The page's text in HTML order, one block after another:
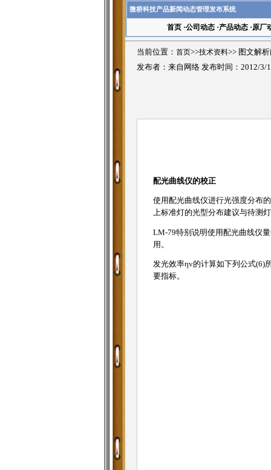
微桥科技产品新闻动态管理发布系统
首页·公司动态·产品动态·原厂
当前位置： 首页>>技术资料>> 图文解
发布者：来自网络 发布时间：2012/3/
配光曲线仪的校正
使用配光曲线仪进行光强度分布
上标准灯的光型分布建议与待测
LM-79特别说明使用配光曲线仪
用。
发光效率ηv的计算如下列公式(6)
要指标。